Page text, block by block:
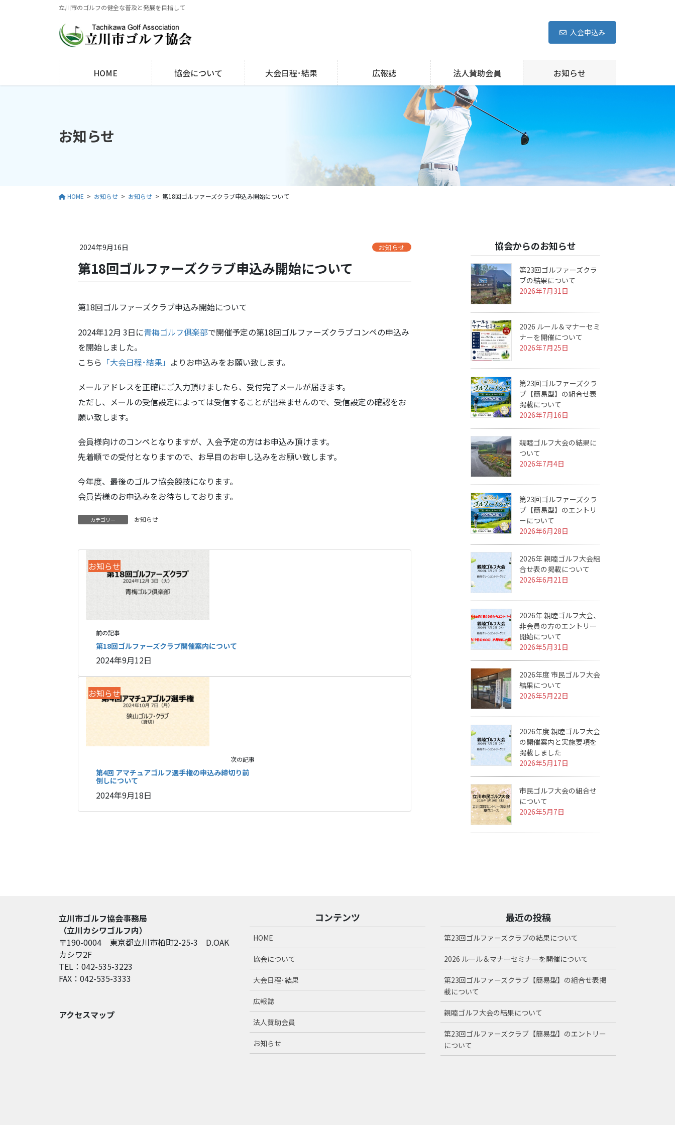
立川市のゴルフの健全な普及と発展を目指して
入会申込み
HOME 協会について 大会日程･結果 広報誌 法人賛助会員 お知らせ
お知らせ
HOME お知らせ お知らせ 第18回ゴルファーズクラブ申込み開始について
2024年9月16日 お知らせ
第18回ゴルファーズクラブ申込み開始について
第18回ゴルファーズクラブ申込み開始について
2024年12月 3日に青梅ゴルフ俱楽部で開催予定の第18回ゴルファーズクラブコンペの申込み
を開始しました。
こちら 「大会日程･結果」 よりお申込みをお願い致します。
メールアドレスを正確にご入力頂けましたら、受付完了メールが届きます。
ただし、メールの受信設定によっては受信することが出来ませんので、受信設定の確認をお
願い致します。
会員様向けのコンペとなりますが、入会予定の方はお申込み頂けます。
先着順での受付となりますので、お早目のお申し込みをお願い致します。
今年度、最後のゴルフ協会競技になります。
会員皆様のお申込みをお待ちしております。
カテゴリー お知らせ
お知らせ
前の記事
第18回ゴルファーズクラブ開催案内について
2024年9月12日
お知らせ
次の記事
第4回 アマチュアゴルフ選手権の申込み締切り前
倒しについて
2024年9月18日
協会からのお知らせ
第23回ゴルファーズクラ
ブの結果について
2026年7月31日
2026 ルール＆マナーセミ
ナーを開催について
2026年7月25日
第23回ゴルファーズクラ
ブ【簡易型】の組合せ表
掲載について
2026年7月16日
親睦ゴルフ大会の結果に
ついて
2026年7月4日
第23回ゴルファーズクラ
ブ【簡易型】のエントリ
ーについて
2026年6月28日
2026年 親睦ゴルフ大会組
合せ表の掲載について
2026年6月21日
2026年 親睦ゴルフ大会、
非会員の方のエントリー
開始について
2026年5月31日
2026年度 市民ゴルフ大会
結果について
2026年5月22日
2026年度 親睦ゴルフ大会
の開催案内と実施要項を
掲載しました
2026年5月17日
市民ゴルフ大会の組合せ
について
2026年5月7日
立川市ゴルフ協会事務局
（立川カシワゴルフ内）
〒190-0004 東京都立川市柏町2-25-3 D.OAK
カシワ2F
TEL：042-535-3223
FAX：042-535-3333
アクセスマップ
コンテンツ
HOME
協会について
大会日程･結果
広報誌
法人賛助会員
お知らせ
最近の投稿
第23回ゴルファーズクラブの結果について
2026 ルール＆マナーセミナーを開催について
第23回ゴルファーズクラブ【簡易型】の組合せ表掲
載について
親睦ゴルフ大会の結果について
第23回ゴルファーズクラブ【簡易型】のエントリー
について